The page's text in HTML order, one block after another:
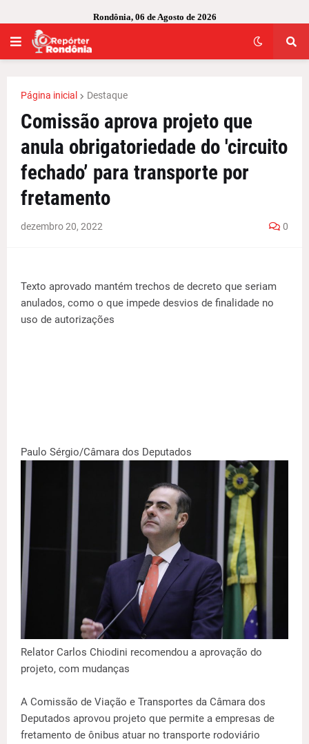
Rondônia, 06 de Agosto de 2026
Página inicial Destaque
Comissão aprova projeto que
anula obrigatoriedade do 'circuito
fechado’ para transporte por
fretamento
dezembro 20, 2022 0
Texto aprovado mantém trechos de decreto que seriam
anulados, como o que impede desvios de finalidade no
uso de autorizações
Paulo Sérgio/Câmara dos Deputados
Relator Carlos Chiodini recomendou a aprovação do
projeto, com mudanças
A Comissão de Viação e Transportes da Câmara dos
Deputados aprovou projeto que permite a empresas de
fretamento de ônibus atuar no transporte rodoviário